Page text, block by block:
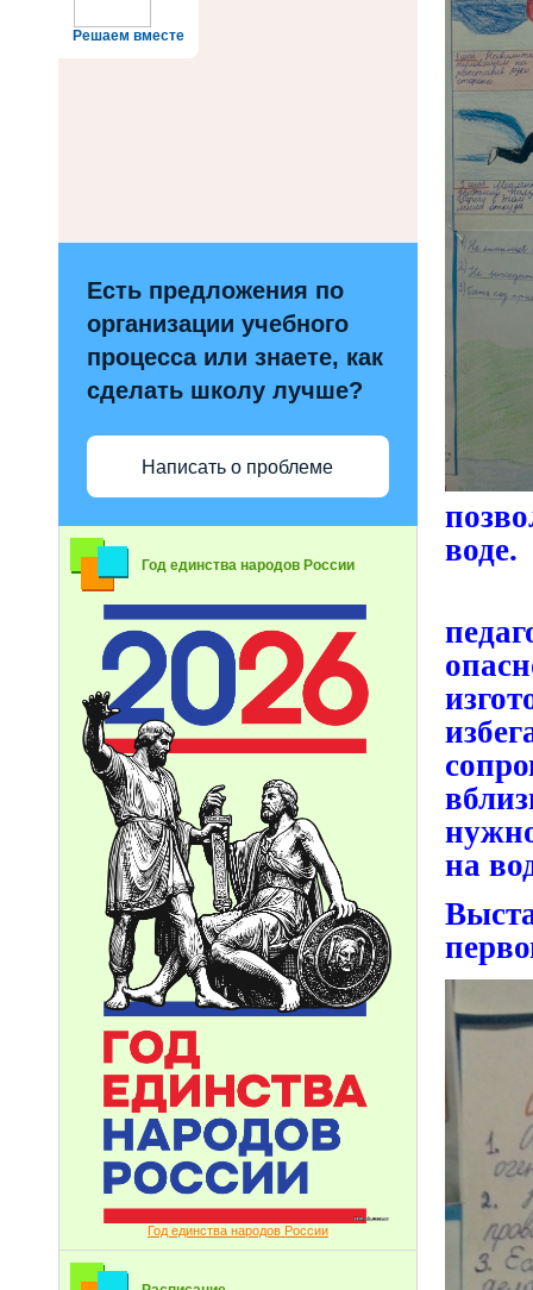
Решаем вместе
Есть предложения по
организации учебного
процесса или знаете, как
сделать школу лучше?
Написать о проблеме
Год единства народов России
Год единства народов России
воде.
на